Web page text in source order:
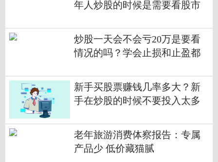
年人炒股的时候是需要看股市
炒股一天会不会亏20万是要看
情况的吗？学会止损和止盈都
新手买股票赚钱几率多大？新
手在炒股的时候不要投入太多
老年旅游消费体察报告：专属
产品少 低价藏猫腻